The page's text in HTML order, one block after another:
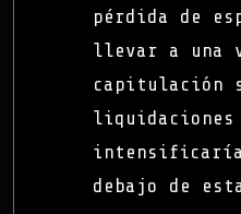
pérdida de
llevar a una
capitulación
liquidaciones
debajo de